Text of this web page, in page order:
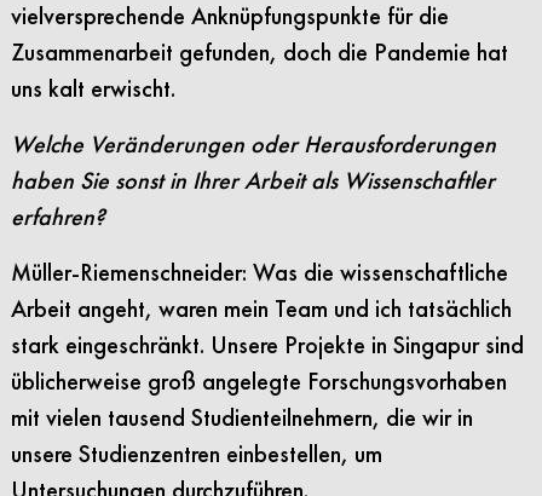
vielversprechende Anknüpfungspunkte für die
Zusammenarbeit gefunden, doch die Pandemie hat
uns kalt erwischt.
Welche Veränderungen oder Herausforderungen
haben Sie sonst in Ihrer Arbeit als Wissenschaftler
erfahren?
Müller-Riemenschneider: Was die wissenschaftliche
Arbeit angeht, waren mein Team und ich tatsächlich
stark eingeschränkt. Unsere Projekte in Singapur sind
üblicherweise groß angelegte Forschungsvorhaben
mit vielen tausend Studienteilnehmern, die wir in
unsere Studienzentren einbestellen, um